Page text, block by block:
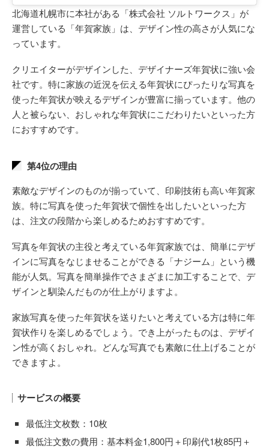
北海道札幌市に本社がある「株式会社 ソルトワークス」が
運営している「年賀家族」は、デザイン性の高さが人気にな
っています。
クリエイターがデザインした、デザイナーズ年賀状に強い会
社です。特に家族の近況を伝える年賀状にぴったりな写真を
使った年賀状が映えるデザインが豊富に揃っています。他の
人と被らない、おしゃれな年賀状にこだわりたいといった方
におすすめです。
第4位の理由
素敵なデザインのものが揃っていて、印刷技術も高い年賀家
族。特に写真を使った年賀状で個性を出したいといった方
は、注文の段階から楽しめるためおすすめです。
写真を年賀状の主役と考えている年賀家族では、簡単にデザ
インに写真をなじませることができる「ナジーム」という機
能が人気。写真を簡単操作でさまざまに加工することで、デ
ザインと馴染んだものが仕上がりますよ。
家族写真を使った年賀状を送りたいと考えている方は特に年
賀状作りを楽しめるでしょう。でき上がったものは、デザイ
ン性が高くおしゃれ。どんな写真でも素敵に仕上げることが
できますよ。
サービスの概要
最低注文枚数：10枚
最低注文数の費用：基本料金1,800円＋印刷代1枚85円＋